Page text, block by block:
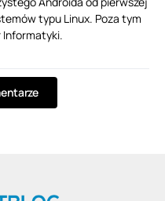
typu Linux. Poza tym
Informatyki.